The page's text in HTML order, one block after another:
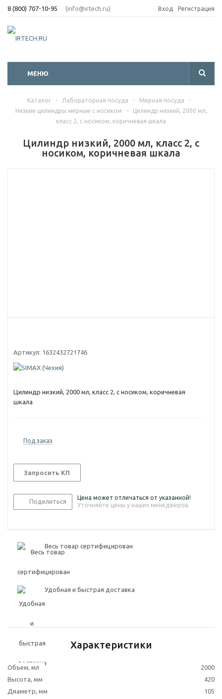
8 (800) 707-10-95 (info@irtech.ru) Вход Регистрация
МЕНЮ
Каталог - Лабораторная посуда - Мерная посуда
-
Низкие цилиндры мерные с носиком
-
Цилиндр низкий, 2000 мл,
класс 2, с носиком, коричневая шкала
Цилиндр низкий, 2000 мл, класс 2, с
носиком, коричневая шкала
Артикул: 1632432721746
Цилиндр низкий, 2000 мл, класс 2, с носиком, коричневая
шкала
Под заказ
Запросить КП
Поделиться
Цена может отличаться от указанной!
Уточняйте цены у наших менеджеров.
Весь товар сертифицирован
Удобная и быстрая доставка
Характеристики
Объем, мл
2000
Высота, мм
420
Диаметр, мм
105